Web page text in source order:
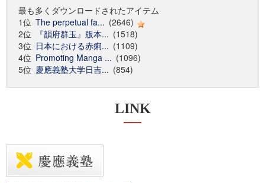
最も多くダウンロードされたアイテム
1位 The perpetual fa... (2646)
2位
『韻府群玉』版本... (1518)
3位 日本における赤痢... (1109)
4位 Promoting Manga ... (1096)
5位 慶應義塾大学日吉... (854)
LINK